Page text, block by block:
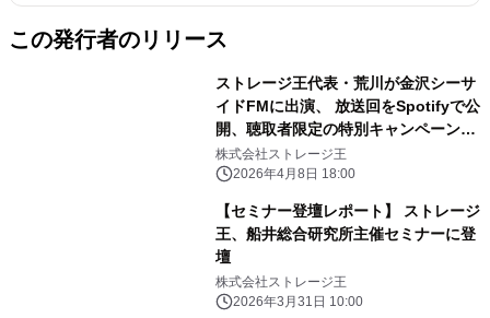
この発行者のリリース
ストレージ王代表・荒川が金沢シーサ
イドFMに出演、 放送回をSpotifyで公
開、聴取者限定の特別キャンペーンを
実施
株式会社ストレージ王
2026年4月8日 18:00
【セミナー登壇レポート】 ストレージ
王、船井総合研究所主催セミナーに登
壇
株式会社ストレージ王
2026年3月31日 10:00